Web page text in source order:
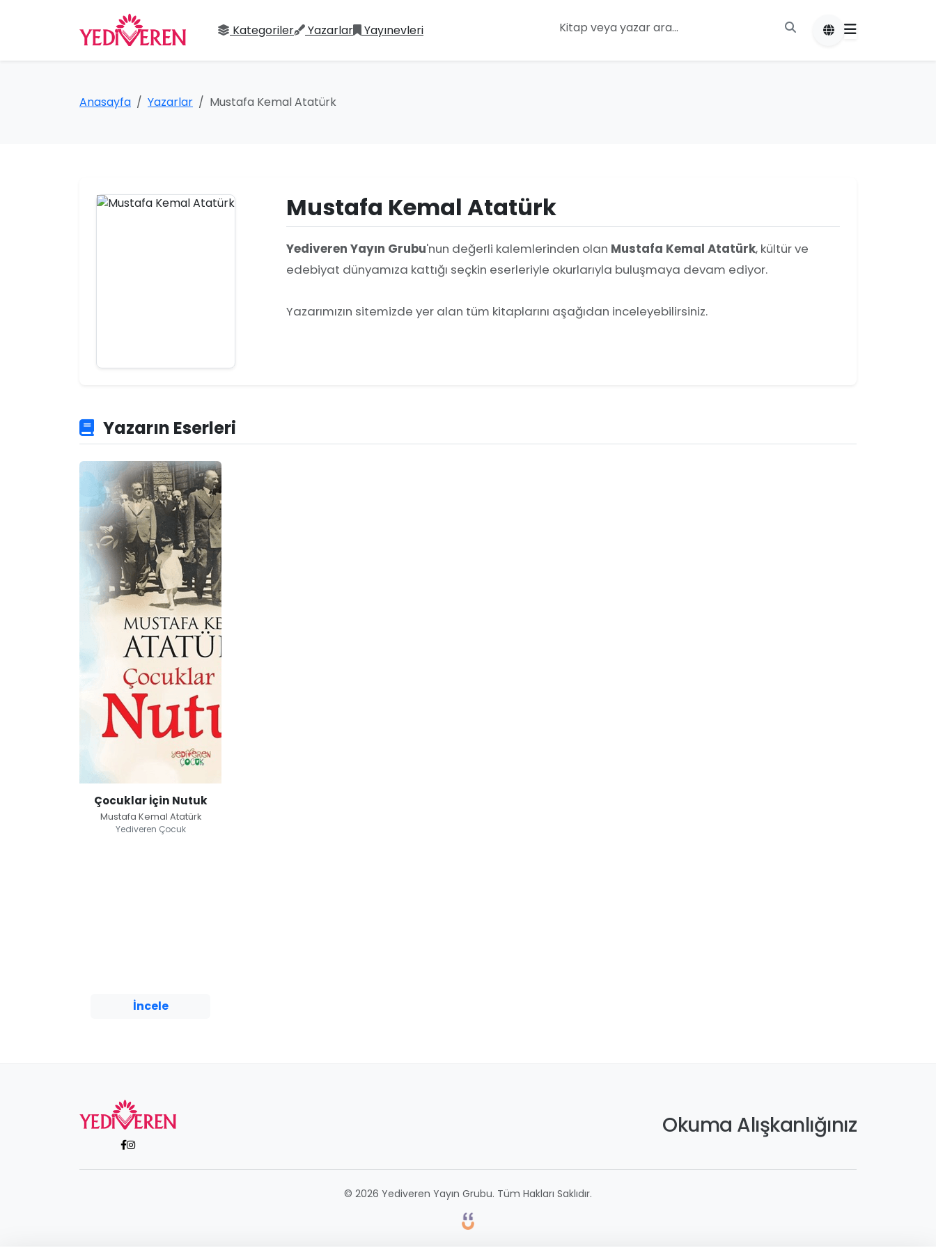
Kategoriler Yazarlar Yayınevleri
Anasayfa Yazarlar Mustafa Kemal Atatürk
Mustafa Kemal Atatürk
Yediveren Yayın Grubu'nun değerli kalemlerinden olan Mustafa Kemal Atatürk, kültür ve
edebiyat dünyamıza kattığı seçkin eserleriyle okurlarıyla buluşmaya devam ediyor.
Yazarımızın sitemizde yer alan tüm kitaplarını aşağıdan inceleyebilirsiniz.
Yazarın Eserleri
Çocuklar İçin Nutuk
Mustafa Kemal Atatürk
Yediveren Çocuk
İncele
Okuma Alışkanlığınız
© 2026 Yediveren Yayın Grubu. Tüm Hakları Saklıdır.